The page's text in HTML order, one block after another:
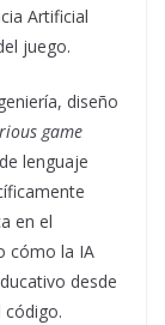
Artificial
juego.
diseño
game
lenguaje
en el
cómo la IA
desde
código.